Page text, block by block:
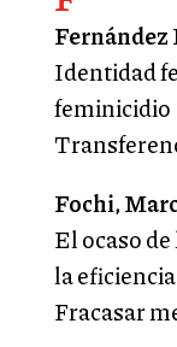
Fernández
Identidad
feminicidio
Fochi,
El ocaso
la eficiencia
Fracasar